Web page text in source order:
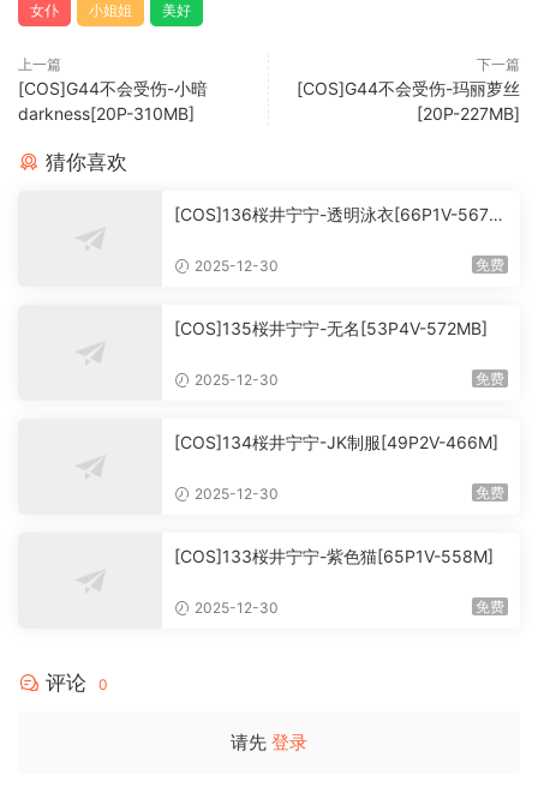
女仆
小姐姐 美好
上一篇
[COS]G44不会受伤-小暗
darkness[20P-310MB]
下一篇
[COS]G44不会受伤-玛丽萝丝
[20P-227MB]
猜你喜欢
[COS]136桜井宁宁-透明泳衣[66P1V-567M
2025-12-30 免费
[COS]135桜井宁宁-无名[53P4V-572MB]
2025-12-30 免费
[COS]134桜井宁宁-JK制服[49P2V-466M]
2025-12-30 免费
[COS]133桜井宁宁-紫色猫[65P1V-558M]
2025-12-30 免费
评论 0
请先 登录